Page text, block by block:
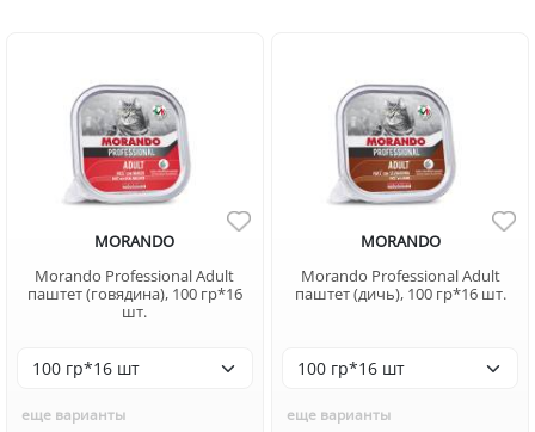
MORANDO
Morando Professional Adult
паштет (говядина), 100 гр*16
шт.
еще варианты
MORANDO
Morando Professional Adult
паштет (дичь), 100 гр*16 шт.
еще варианты